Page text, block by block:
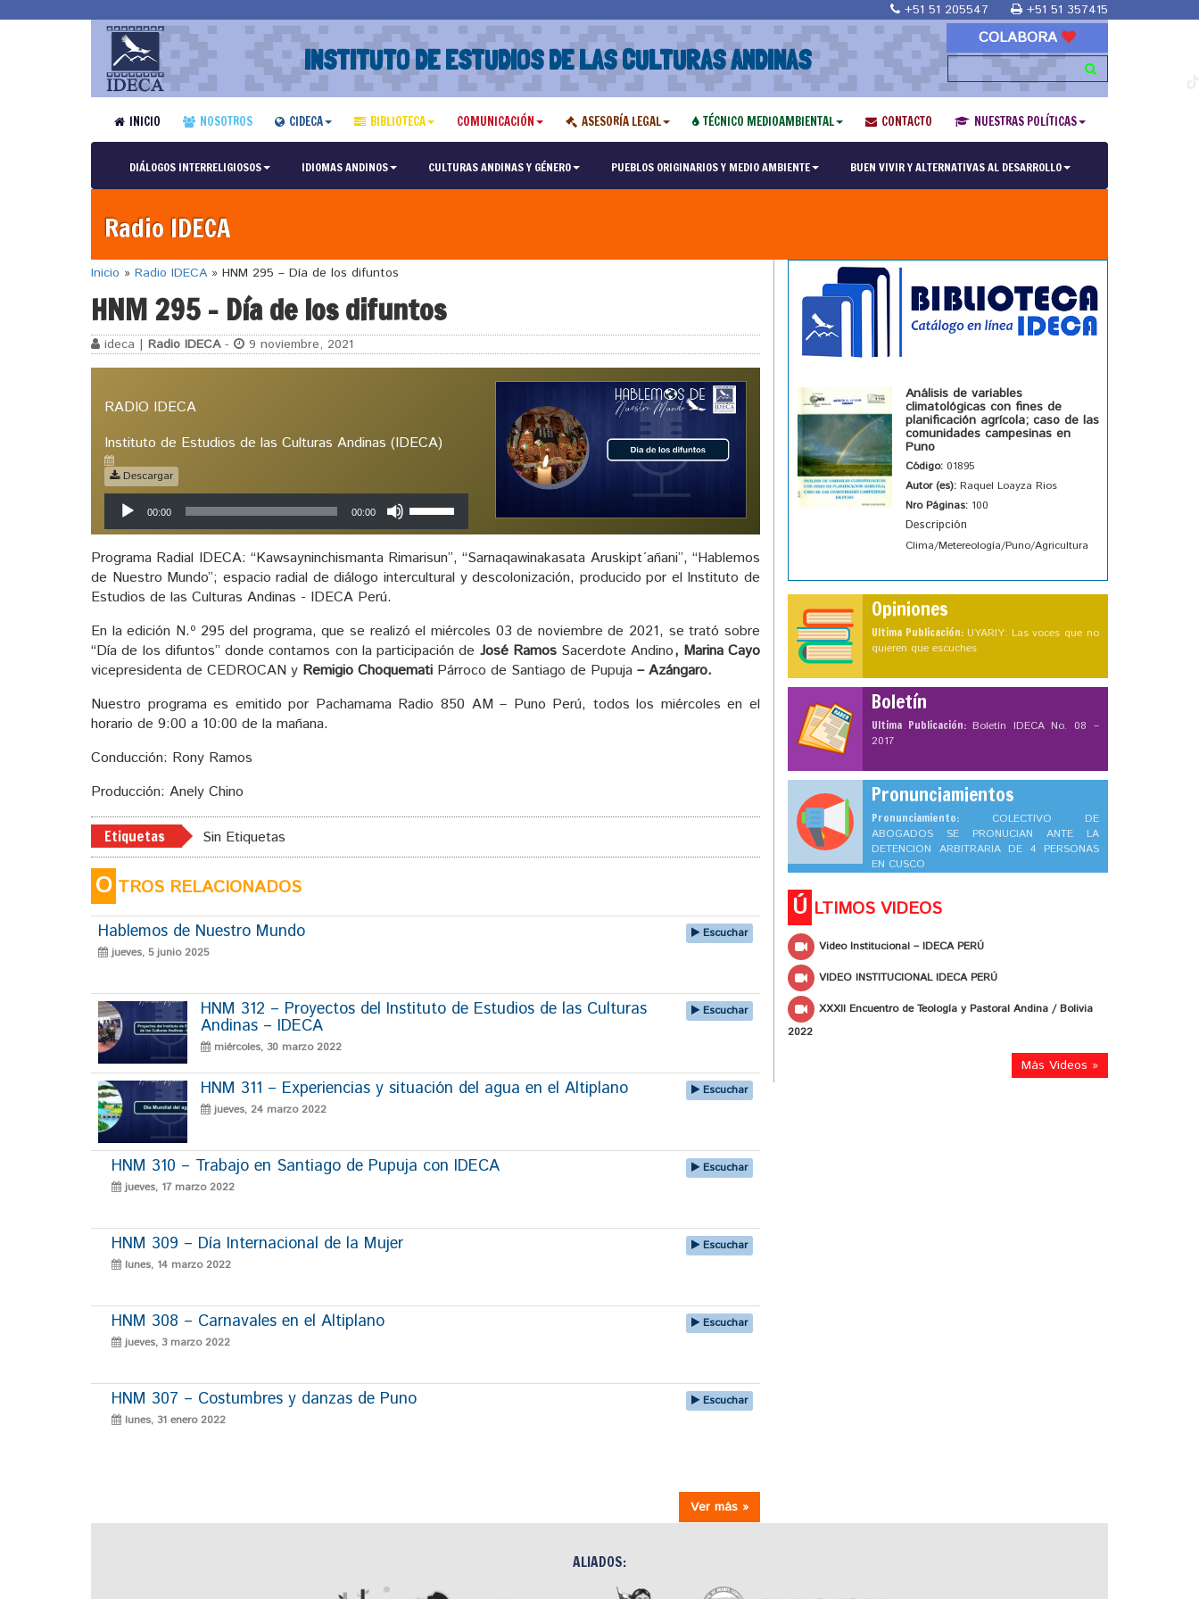
+51 51 205547 +51 51 357415
INSTITUTO DE ESTUDIOS DE LAS CULTURAS ANDINAS
COLABORA
INICIO NOSOTROS CIDECA BIBLIOTECA COMUNICACIÓN ASESORÍA LEGAL TÉCNICO MEDIOAMBIENTAL CONTACTO NUESTRAS POLÍTICAS
DIÁLOGOS INTERRELIGIOSOS IDIOMAS ANDINOS CULTURAS ANDINAS Y GÉNERO PUEBLOS ORIGINARIOS Y MEDIO AMBIENTE BUEN VIVIR Y ALTERNATIVAS AL DESARROLLO
Radio IDECA
Inicio » Radio IDECA » HNM 295 – Día de los difuntos
HNM 295 – Día de los difuntos
ideca | Radio IDECA- 9 noviembre, 2021
RADIO IDECA
Instituto de Estudios de las Culturas Andinas (IDECA)
Descargar
de
audio
00:00 00:00
de
flecha
aumentar
o
disminuir
el
Programa Radial IDECA: “Kawsayninchismanta Rimarisun”, “Sarnaqawinakasata Aruskipt´añani”, “Hablemos
de Nuestro Mundo”; espacio radial de diálogo intercultural y descolonización, producido por el Instituto de
Estudios de las Culturas Andinas - IDECA Perú.
En la edición N.º 295 del programa, que se realizó el miércoles 03 de noviembre de 2021, se trató sobre
“Día de los difuntos” donde contamos con la participación de José Ramos Sacerdote Andino, Marina Cayo
vicepresidenta de CEDROCAN y Remigio Choquemati Párroco de Santiago de Pupuja – Azángaro.
Nuestro programa es emitido por Pachamama Radio 850 AM – Puno Perú, todos los miércoles en el
horario de 9:00 a 10:00 de la mañana.
Conducción: Rony Ramos
Producción: Anely Chino
Etiquetas Sin Etiquetas
O TROS RELACIONADOS
Hablemos de Nuestro Mundo
jueves, 5 junio 2025
Escuchar
HNM 312 – Proyectos del Instituto de Estudios de las Culturas
Andinas – IDECA
miércoles, 30 marzo 2022
Escuchar
HNM 311 – Experiencias y situación del agua en el Altiplano
jueves, 24 marzo 2022
Escuchar
HNM 310 – Trabajo en Santiago de Pupuja con IDECA
jueves, 17 marzo 2022
Escuchar
HNM 309 – Día Internacional de la Mujer
lunes, 14 marzo 2022
Escuchar
HNM 308 – Carnavales en el Altiplano
jueves, 3 marzo 2022
Escuchar
HNM 307 – Costumbres y danzas de Puno
lunes, 31 enero 2022
Escuchar
Ver más »
Análisis de variables
climatológicas con fines de
planificación agrícola; caso de las
comunidades campesinas en
Puno
Código: 01895
Autor (es): Raquel Loayza Rios
Nro Páginas: 100
Descripción
Clima/Metereología/Puno/Agricultura
Opiniones
Ultima Publicación: UYARIY: Las voces que no
quieren que escuches
Boletín
Ultima Publicación: Boletín IDECA No. 08 –
2017
Pronunciamientos
Pronunciamiento: COLECTIVO DE
ABOGADOS SE PRONUCIAN ANTE LA
DETENCION ARBITRARIA DE 4 PERSONAS
EN CUSCO
Ú LTIMOS VIDEOS
Video Institucional – IDECA PERÚ
VIDEO INSTITUCIONAL IDECA PERÚ
XXXII Encuentro de Teología y Pastoral Andina / Bolivia
2022
Más Videos »
ALIADOS: